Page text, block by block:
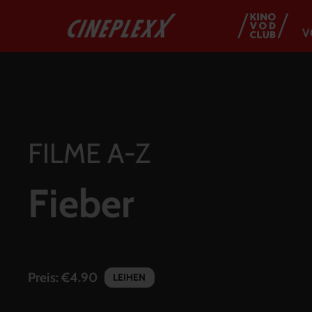
FILME A-Z
Fieber
Preis: €4.90 LEIHEN